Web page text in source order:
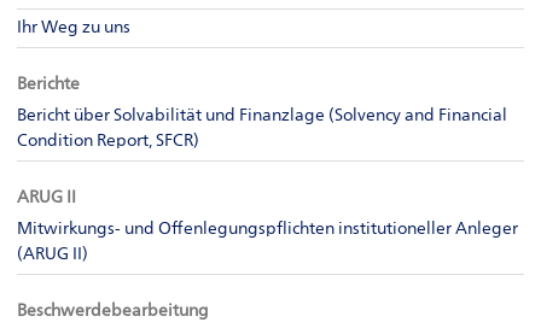
Ihr Weg zu uns
Berichte
Bericht über Solvabilität und Finanzlage (Solvency and Financial
Condition Report, SFCR)
ARUG II
Mitwirkungs- und Offenlegungspflichten institutioneller Anleger
(ARUG II)
Beschwerdebearbeitung